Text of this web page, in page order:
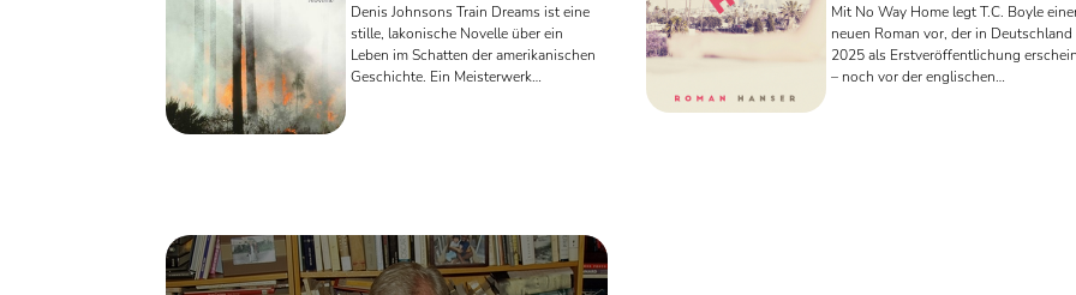
Denis Johnsons Train Dreams ist eine
stille, lakonische Novelle über ein
Leben im Schatten der amerikanischen
Geschichte. Ein Meisterwerk
Mit No Way Home legt T.C. Boyle
neuen Roman vor, der in Deutschland
2025 als Erstveröffentlichung
– noch vor der englischen